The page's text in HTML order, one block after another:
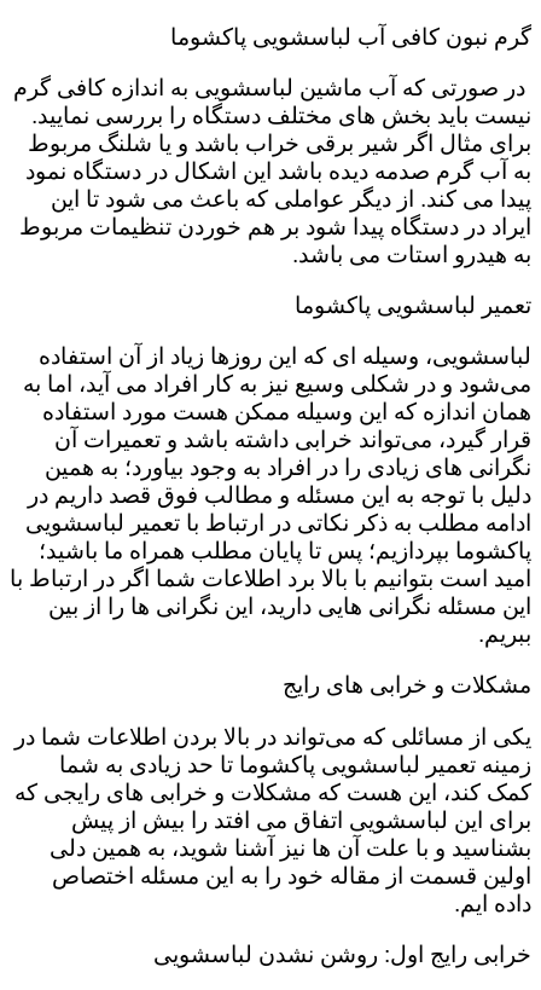
گرم نبون کافی آب لباسشویی پاکشوما
در صورتی که آب ماشین لباسشویی به اندازه کافی گرم
نیست باید بخش های مختلف دستگاه را بررسی نمایید.
برای مثال اگر شیر برقی خراب باشد و یا شلنگ مربوط
به آب گرم صدمه دیده باشد این اشکال در دستگاه نمود
پیدا می کند. از دیگر عواملی که باعث می شود تا این
ایراد در دستگاه پیدا شود بر هم خوردن تنظیمات مربوط
به هیدرو استات می باشد.
تعمیر لباسشویی پاکشوما
لباسشویی، وسیله ای که این روزها زیاد از آن استفاده
می‌شود و در شکلی وسیع نیز به کار افراد می آید، اما به
همان اندازه که این وسیله ممکن هست مورد استفاده
قرار گیرد، می‌تواند خرابی داشته باشد و تعمیرات آن
نگرانی های زیادی را در افراد به وجود بیاورد؛ به همین
دلیل با توجه به این مسئله و مطالب فوق قصد داریم در
ادامه مطلب به ذکر نکاتی در ارتباط با تعمیر لباسشویی
پاکشوما بپردازیم؛ پس تا پایان مطلب همراه ما باشید؛
امید است بتوانیم با بالا برد اطلاعات شما اگر در ارتباط با
این مسئله نگرانی هایی دارید، این نگرانی ها را از بین
ببریم.
مشکلات و خرابی های رایج
یکی از مسائلی که می‌تواند در بالا بردن اطلاعات شما در
زمینه تعمیر لباسشویی پاکشوما تا حد زیادی به شما
کمک کند، این هست که مشکلات و خرابی های رایجی که
برای این لباسشویی اتفاق می افتد را بیش از پیش
بشناسید و با علت آن ها نیز آشنا شوید، به همین دلی
اولین قسمت از مقاله خود را به این مسئله اختصاص
داده ایم.
خرابی رایج اول: روشن نشدن لباسشویی